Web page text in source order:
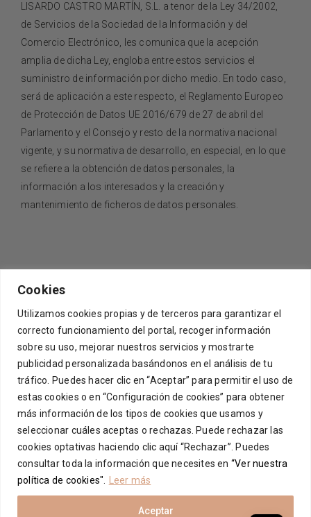
Cookies
Utilizamos cookies propias y de terceros para garantizar el
correcto funcionamiento del portal, recoger información
sobre su uso, mejorar nuestros servicios y mostrarte
publicidad personalizada basándonos en el análisis de tu
tráfico. Puedes hacer clic en “Aceptar” para permitir el uso de
estas cookies o en “Configuración de cookies” para obtener
más información de los tipos de cookies que usamos y
seleccionar cuáles aceptas o rechazas. Puede rechazar las
cookies optativas haciendo clic aquí “Rechazar”. Puedes
consultar toda la información que necesites en “Ver nuestra
política de cookies" Leer más
Aceptar
LISARDO CASTRO MARTÍN, S.L. a tenor de la Ley 34/2002,
de Servicios de la Sociedad de la Información y del
Comercio Electrónico, les comunica que la acepción
amplia de dicha Ley, engloba entre estos servicios el
suministro de información por dicho medio. En todo caso,
será de aplicación a este respecto, el Reglamento Europeo
de Protección de Datos UE 2016/679 de 27 de abril del
Parlamento y el Consejo y resto de la normativa nacional
vigente, y su normativa de desarrollo, en especial, en lo que
se refiere a la obtención de datos personales, la
información a los interesados y la creación y
mantenimiento de ficheros de datos personales.
[mc4wp_form id=21156]
© Copyright 2025 LISARDO CASTRO MARTÍN
LISARDO CASTRO MARTÍN, S.L.
CIF B37074465
C/ Filiberto Villalobos, 141
Apartado de Correos Nº 51
37770 – Guijuelo (Salamanca)
Aviso Legal